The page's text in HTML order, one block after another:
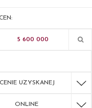
CENIE UZYSKANEJ
ONLINE